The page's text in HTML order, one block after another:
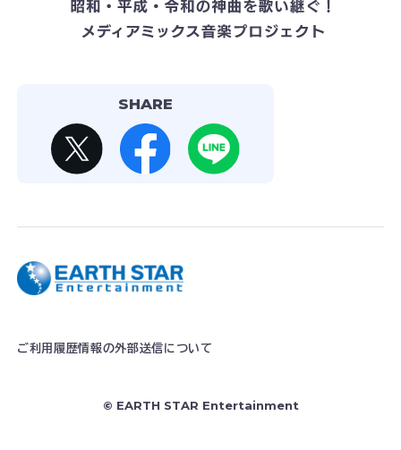
SHARE
ご利用履歴情報の外部送信について
© EARTH STAR Entertainment